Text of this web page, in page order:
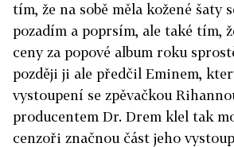
tím, že na sobě měla kožené šaty
pozadím a poprsím, ale také tím,
ceny za popové album roku
později ji ale předčil Eminem,
vystoupení se zpěvačkou
producentem Dr. Drem klel tak
cenzoři značnou část jeho